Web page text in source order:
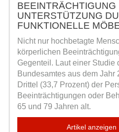
BEEINTRÄCHTIGUNG
UNTERSTÜTZUNG
FUNKTIONELLE
Nicht nur hochbetagte
körperlichen
Gegenteil. Laut einer Studie
Bundesamtes aus dem Jahr
Drittel (33,7 Prozent) der
Beeinträchtigungen oder
65 und 79 Jahren alt.
Artikel anzeigen